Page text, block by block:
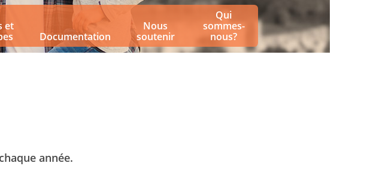
et
Documentation
Nous
soutenir
Qui
sommes-
nous?
année.